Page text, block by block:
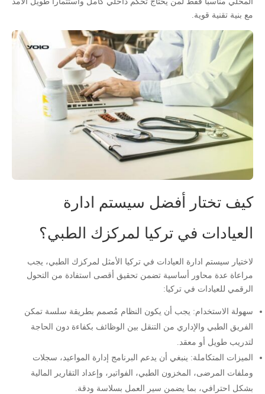
مع بنية تقنية قوية.
كيف تختار أفضل سيستم ادارة
العيادات في تركيا لمركزك الطبي؟
لاختيار سيستم ادارة العيادات في تركيا الأمثل لمركزك الطبي، يجب
مراعاة عدة محاور أساسية تضمن تحقيق أقصى استفادة من التحول
الرقمي للعيادات في تركيا:
سهولة الاستخدام: يجب أن يكون النظام مُصمم بطريقة سلسة تمكن
الفريق الطبي والإداري من التنقل بين الوظائف بكفاءة دون الحاجة
لتدريب طويل أو معقد.
الميزات المتكاملة: ينبغي أن يدعم البرنامج إدارة المواعيد، سجلات
وملفات المرضى، المخزون الطبي، الفواتير، وإعداد التقارير المالية
بشكل احترافي، بما يضمن سير العمل بسلاسة ودقة.